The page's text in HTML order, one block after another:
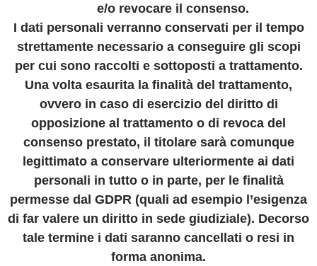
e/o revocare il consenso.
I dati personali verranno conservati per il tempo
strettamente necessario a conseguire gli scopi
per cui sono raccolti e sottoposti a trattamento.
Una volta esaurita la finalità del trattamento,
ovvero in caso di esercizio del diritto di
opposizione al trattamento o di revoca del
consenso prestato, il titolare sarà comunque
legittimato a conservare ulteriormente ai dati
personali in tutto o in parte, per le finalità
permesse dal GDPR (quali ad esempio l’esigenza
di far valere un diritto in sede giudiziale). Decorso
tale termine i dati saranno cancellati o resi in
forma anonima.